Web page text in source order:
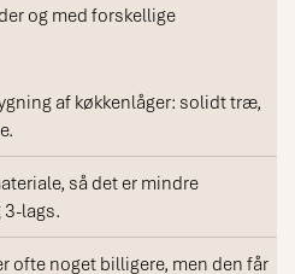
og med forskellige
af køkkenlåger: solidt træ,
så det er mindre
lags.
ofte noget billigere, men den får